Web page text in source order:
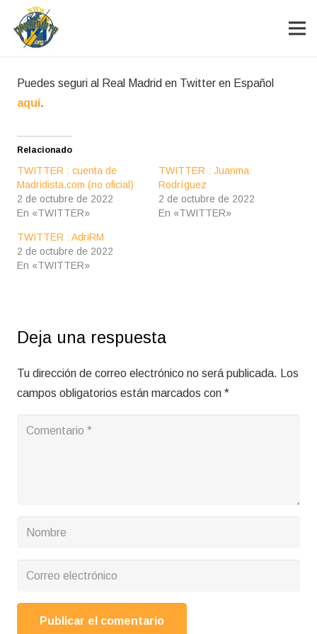
Puedes seguri al Real Madrid en Twitter en Español
aquí.
Relacionado
TWITTER : cuenta de
Madridista.com (no oficial)
2 de octubre de 2022
En «TWITTER»
TWITTER : Juanma
Rodríguez
2 de octubre de 2022
En «TWITTER»
TWITTER : AdriRM
2 de octubre de 2022
En «TWITTER»
Deja una respuesta
Tu dirección de correo electrónico no será publicada. Los
campos obligatorios están marcados con *
Publicar el comentario